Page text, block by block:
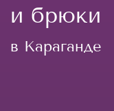
и брюки
в Караганде